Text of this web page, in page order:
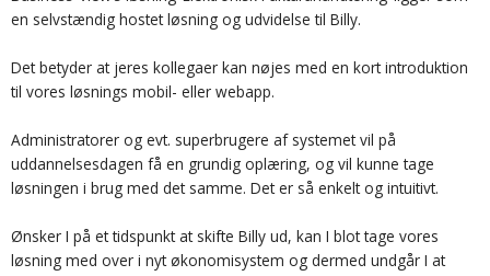
en selvstændig hostet løsning og udvidelse til Billy.
Det betyder at jeres kollegaer kan nøjes med en kort introduktion
til vores løsnings mobil- eller webapp.
Administratorer og evt. superbrugere af systemet vil på
uddannelsesdagen få en grundig oplæring, og vil kunne tage
løsningen i brug med det samme. Det er så enkelt og intuitivt.
Ønsker I på et tidspunkt at skifte Billy ud, kan I blot tage vores
løsning med over i nyt økonomisystem og dermed undgår I at